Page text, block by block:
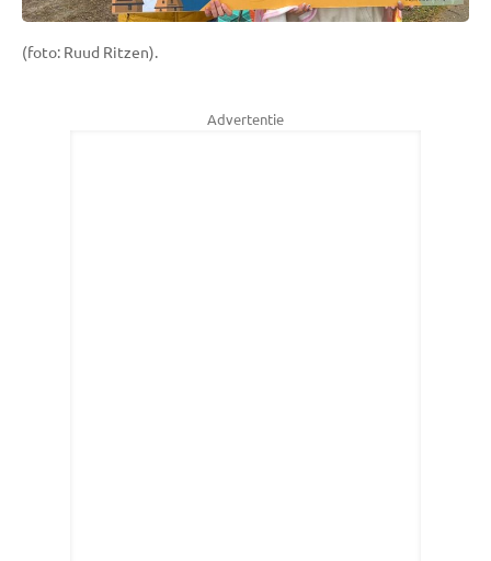
(foto: Ruud Ritzen).
Advertentie